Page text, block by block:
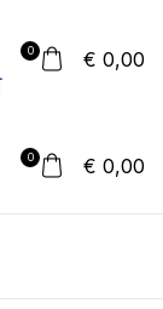
0 € 0,00
0 € 0,00